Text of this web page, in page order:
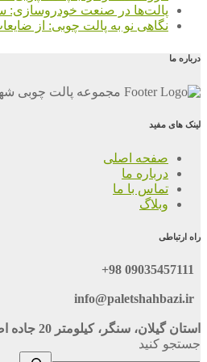
پالت‌ها در صنعت خودروسازی:
نگاهی نو به پالت چوبی: از
درباره ما
مجموعه پالت چوبی
لینک های مفید
صفحه اصلی
درباره ما
تماس با ما
وبلاگ
راه ارتباطی
09035457111 98+
info@paletshahbazi.ir
استان گیلان، سنگر، کیلومتر 20 جاده اصلی رشت به تهران، گلسرک، نبش خ 116
جستجو کنید